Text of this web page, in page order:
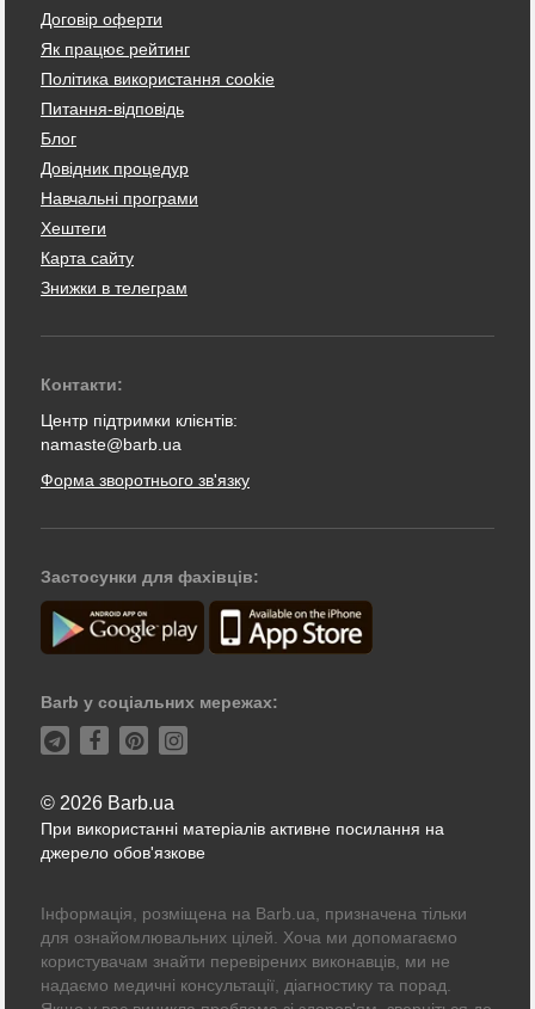
Договір оферти
Як працює рейтинг
Політика використання cookie
Питання-відповідь
Блог
Довідник процедур
Навчальні програми
Хештеги
Карта сайту
Знижки в телеграм
Контакти:
Центр підтримки клієнтів:
namaste@barb.ua
Форма зворотнього зв'язку
Застосунки для фахівців:
Barb у соціальних мережах:
© 2026 Barb.ua
При використанні матеріалів активне посилання на
джерело обов'язкове
Інформація, розміщена на Barb.ua, призначена тільки
для ознайомлювальних цілей. Хоча ми допомагаємо
користувачам знайти перевірених виконавців, ми не
надаємо медичні консультації, діагностику та порад.